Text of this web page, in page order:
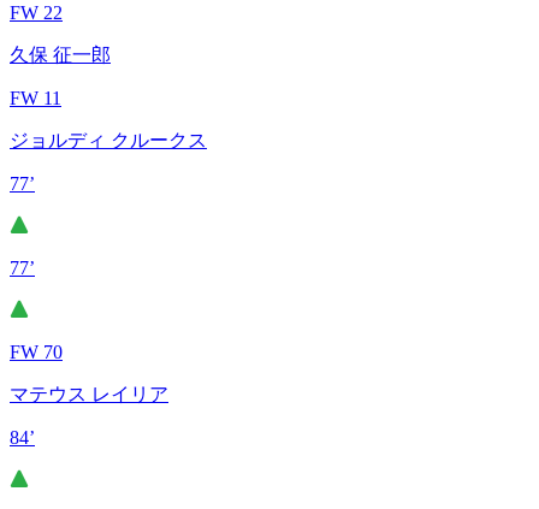
FW 22
久保 征一郎
FW 11
ジョルディ クルークス
77’
77’
FW 70
マテウス レイリア
84’